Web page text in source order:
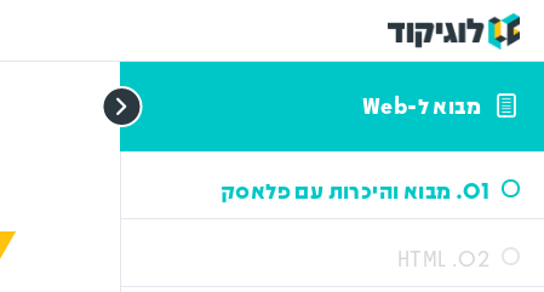
מבוא ל-Web
01. מבוא והיכרות עם פלאסק
02. HTML